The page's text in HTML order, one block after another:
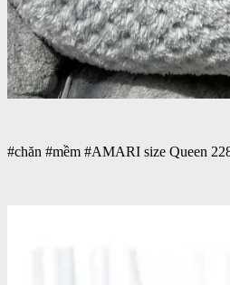
#chăn #mềm #AMARI size Queen